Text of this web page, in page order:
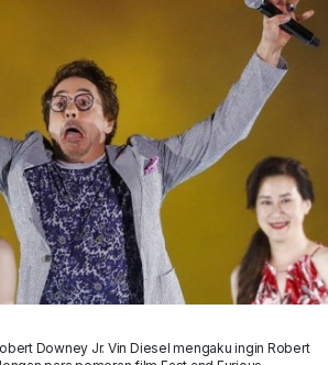
Downey Jr. Vin Diesel mengaku ingin Robert